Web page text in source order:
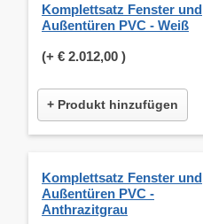
Komplettsatz Fenster und
Außentüren PVC - Weiß
(+ € 2.012,00 )
+ Produkt hinzufügen
Komplettsatz Fenster und
Außentüren PVC -
Anthrazitgrau